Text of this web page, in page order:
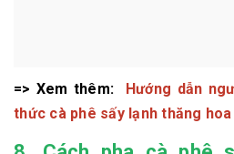
=> Xem thêm:
Hướng dẫn
thức cà phê sấy lạnh thăng